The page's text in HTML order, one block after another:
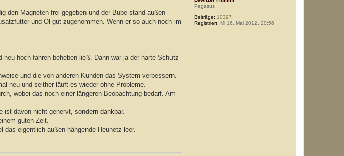
Pegasus
Beiträge: 10397
Registriert: Mi 16. Mai 2012, 20:56
den Magneten frei gegeben und der Bube stand außen
und Öl gut zugenommen. Wenn er so auch noch im
hoch fahren beheben ließ. Dann war ja der harte Schutz
und die von anderen Kunden das System verbessern.
neu und seither läuft es wieder ohne Probleme.
wobei das noch einer längeren Beobachtung bedarf. Am
ist davon nicht genervt, sondern dankbar.
guten Zelt.
eigentlich außen hängende Heunetz leer.